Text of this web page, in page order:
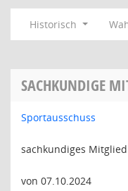
Historisch
SACHKUNDIGE
Sportausschuss
sachkundiges Mitglied
von 07.10.2024